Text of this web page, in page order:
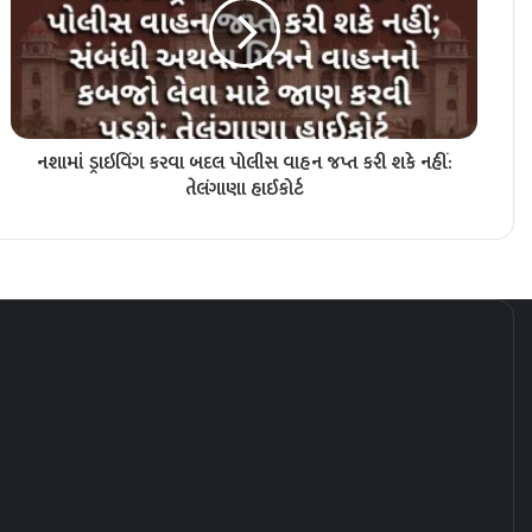
નશામાં ડ્રાઇવિંગ કરવા બદલ પોલીસ વાહન જપ્ત કરી શકે નહીં:
તેલંગાણા હાઈકોર્ટ